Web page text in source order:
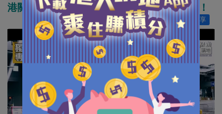
港關係「不作為」、 做功能組別議員不稱職！
分享
讚好